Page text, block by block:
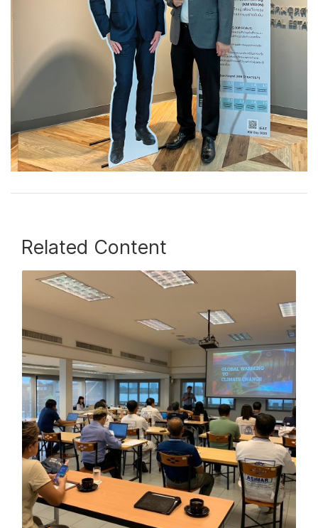
Related Content